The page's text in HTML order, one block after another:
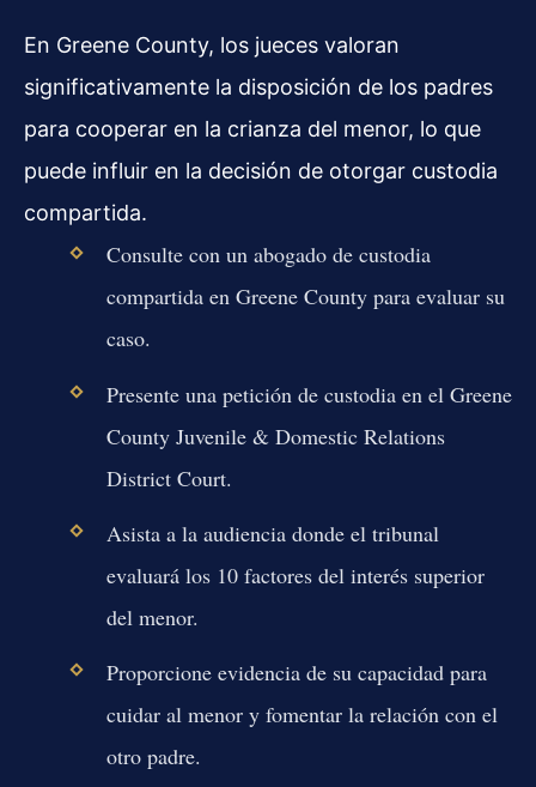
En Greene County, los jueces valoran
significativamente la disposición de los padres
para cooperar en la crianza del menor, lo que
puede influir en la decisión de otorgar custodia
compartida.
Consulte con un abogado de custodia
compartida en Greene County para evaluar su
caso.
Presente una petición de custodia en el Greene
County Juvenile & Domestic Relations
District Court.
Asista a la audiencia donde el tribunal
evaluará los 10 factores del interés superior
del menor.
Proporcione evidencia de su capacidad para
cuidar al menor y fomentar la relación con el
otro padre.